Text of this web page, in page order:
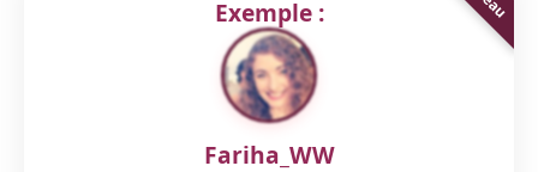
Exemple :
Fariha_WW